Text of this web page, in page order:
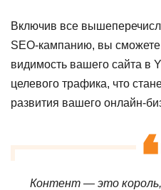
Включив все
SEO-кампанию, вы сможете
видимость вашего сайта в
целевого трафика, что
развития вашего онлайн-
Контент — это